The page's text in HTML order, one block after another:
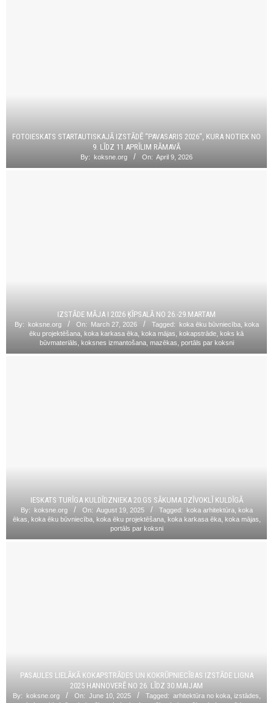
FOTOIESKATS STARTAUTISKAJĀ IZSTĀDĒ “PAVASARIS 2026”, KURA NOTIEK NO
9. LĪDZ 11.APRĪLIM RĀMAVĀ
By: koksne.org On: April 9, 2026
IZSTĀDE MĀJA I 2026 ĶĪPSALĀ NO 26.-29.MARTAM
By: koksne.org On: March 27, 2026 Tagged: koka ēku būvniecība
koka
ēku projektēšana koka karkasa ēka koka mājas kokapstrāde koks kā
būvmateriāls koksnes izmantošana, mazēkas portāls par koksni
IESKATS TURĪGA KULDĪDZNIEKA 20.GS SĀKUMA DZĪVOKLĪ KULDĪGĀ
By: koksne.org On: August 19, 2025 Tagged: koka arhitektūra
koka
ēkas koka ēku būvniecība, koka ēku projektēšana, koka karkasa ēka, koka mājas
portāls par koksni
PASAULES LIELĀKĀ KOKAPSTRĀDES UN KOKRŪPNIECĪBAS IZSTĀDE LIGNA
2025 HANNOVERĒ NO 26. LĪDZ 30.MAIJAM
By: koksne.org On: June 10, 2025 Tagged: arhitektūra no koka izstādes